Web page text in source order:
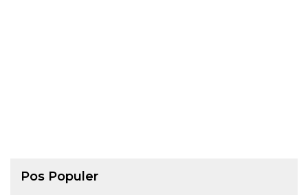
Pos Populer